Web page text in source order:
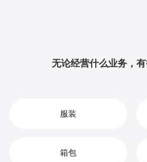
无论经营什么业务，
服装
箱包